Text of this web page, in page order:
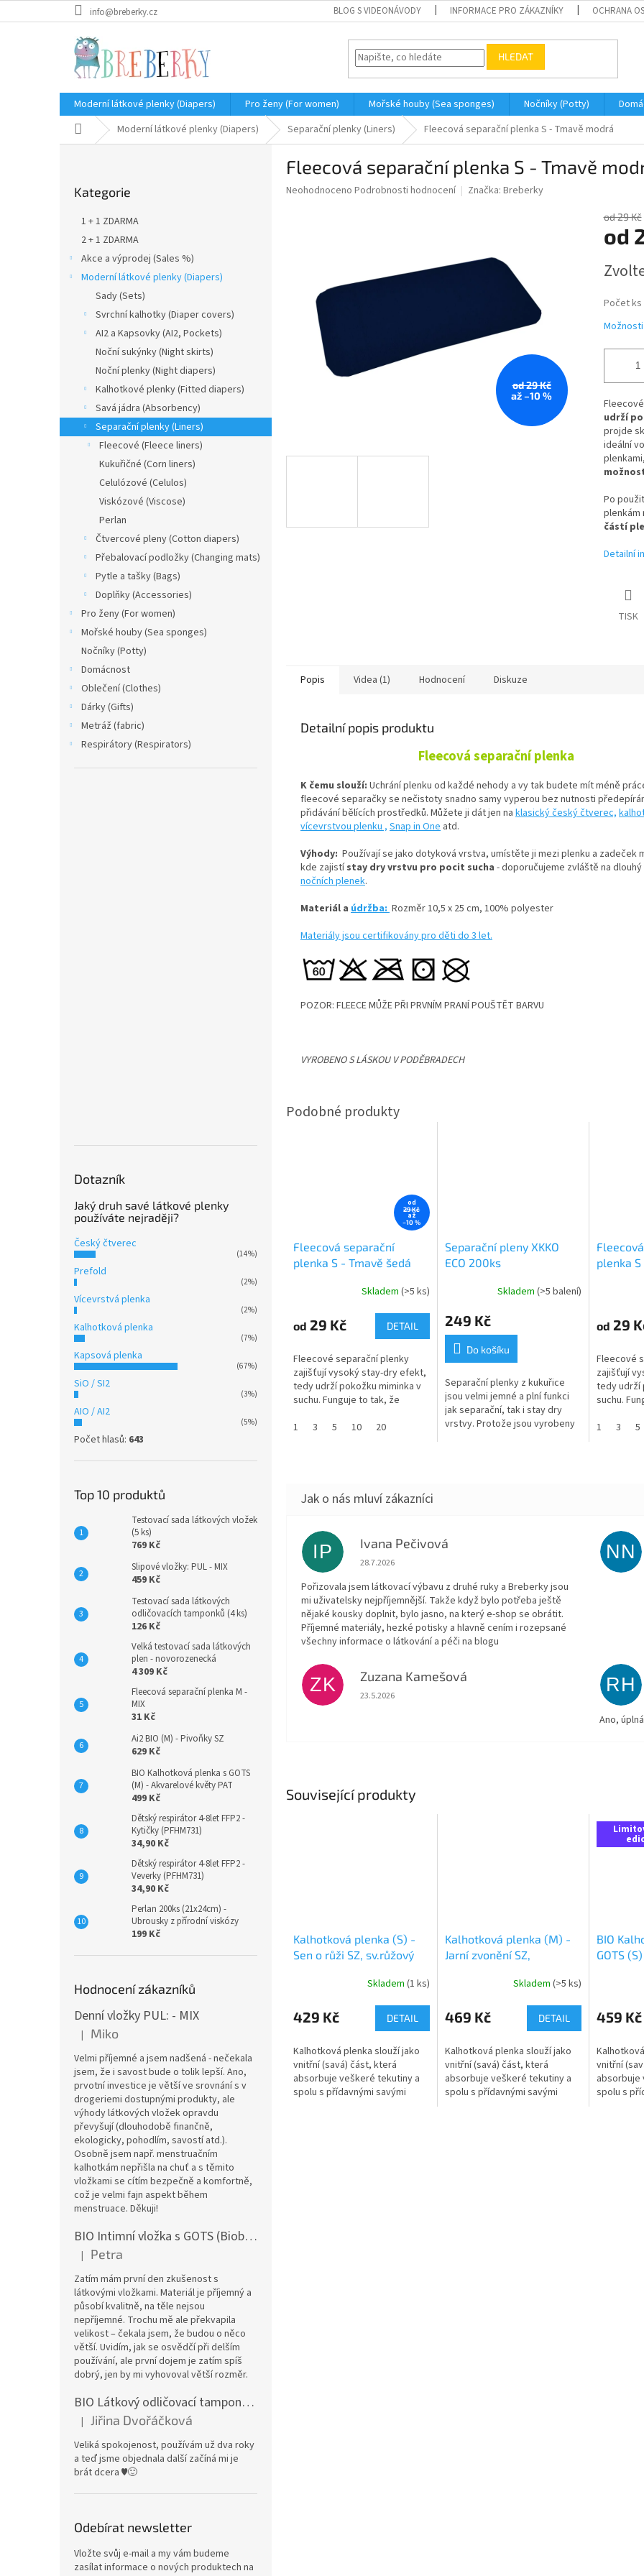
na
info@breberky.cz BLOG S VIDEONÁVODY INFORMACE PRO ZÁKAZNÍKY OCHRANA
HLEDAT
Moderní látkové plenky (Diapers) Pro ženy (For women) Mořské houby (Sea sponges) Nočníky (Potty)
Domů Moderní látkové plenky (Diapers) Separační plenky (Liners) Fleecová separační plenka S - Tmavě modrá
kategorie
Kategorie
1 + 1 ZDARMA
2 + 1 ZDARMA
Akce a výprodej (Sales %)
Moderní látkové plenky (Diapers)
Sady (Sets)
Svrchní kalhotky (Diaper covers)
AI2 a Kapsovky (AI2, Pockets)
Noční sukýnky (Night skirts)
Noční plenky (Night diapers)
Kalhotkové plenky (Fitted diapers)
Savá jádra (Absorbency)
Separační plenky (Liners)
Fleecové (Fleece liners)
Kukuřičné (Corn liners)
Celulózové (Celulos)
Viskózové (Viscose)
Perlan
Čtvercové pleny (Cotton diapers)
Přebalovací podložky (Changing mats)
Pytle a tašky (Bags)
Doplňky (Accessories)
Pro ženy (For women)
Mořské houby (Sea sponges)
Nočníky (Potty)
Domácnost
Oblečení (Clothes)
Dárky (Gifts)
Metráž (fabric)
Respirátory (Respirators)
Dotazník
Jaký druh savé látkové plenky
používáte nejraději?
Český čtverec
(14%)
Prefold
(2%)
Vícevrstvá plenka
(2%)
Kalhotková plenka
(7%)
Kapsová plenka
(67%)
SiO / SI2
(3%)
AIO / AI2
(5%)
Počet hlasů: 643
Top 10 produktů
Testovací sada látkových vložek
(5 ks)
769 Kč
Slipové vložky: PUL - MIX
459 Kč
Testovací sada látkových
odličovacích tamponků (4 ks)
126 Kč
Velká testovací sada látkových
plen - novorozenecká
4 309 Kč
Fleecová separační plenka M -
MIX
31 Kč
Ai2 BIO (M) - Pivoňky SZ
629 Kč
BIO Kalhotková plenka s GOTS
(M) - Akvarelové květy PAT
499 Kč
Dětský respirátor 4-8let FFP2 -
Kytičky (PFHM731)
34,90 Kč
Dětský respirátor 4-8let FFP2 -
Veverky (PFHM731)
34,90 Kč
Perlan 200ks (21x24cm) -
Ubrousky z přírodní viskózy
199 Kč
Hodnocení zákazníků
Denní vložky PUL: - MIX
Hodnocení produktu je 5 z 5 hvězdiček.
| Miko
Velmi příjemné a jsem nadšená - nečekala
jsem, že i savost bude o tolik lepší. Ano,
prvotní investice je větší ve srovnání s v
drogeriemi dostupnými produkty, ale
výhody látkových vložek opravdu
převyšují (dlouhodobě finančně,
ekologicky, pohodlím, savostí atd.).
Osobně jsem např. menstruačním
kalhotkám nepřišla na chuť a s těmito
vložkami se cítím bezpečně a komfortně,
což je velmi fajn aspekt během
menstruace. Děkuji!
BIO Intimní vložka s GOTS (Biobavlněný úplet) - Malované pivoňky v hořčicové
Hodnocení produktu je 5 z 5 hvězdiček.
| Petra
Zatím mám první den zkušenost s
látkovými vložkami. Materiál je příjemný a
působí kvalitně, na těle nejsou
nepříjemné. Trochu mě ale překvapila
velikost – čekala jsem, že budou o něco
větší. Uvidím, jak se osvědčí při delším
používání, ale první dojem je zatím spíš
dobrý, jen by mi vyhovoval větší rozměr.
BIO Látkový odličovací tamponek: Barevné bambusovo-biobavlněné froté
Hodnocení produktu je 5 z 5 hvězdiček.
| Jiřina Dvořáčková
Veliká spokojenost, používám už dva roky
a teď jsme objednala další začíná mi je
brát dcera ♥️🙂
Odebírat newsletter
Vložte svůj e-mail a my vám budeme
zasílat informace o nových produktech na
Fleecová separační plenka S - Tmavě
Průměrné
hvězdiček.
Neohodnoceno Podrobnosti hodnocení Značka: Breberky
od 29 Kč
až –10 %
od 29 Kč
od
cena:
Počet ks
udrží
projde
ideální
Po
plenkám
částí
Detailní
TISK
Související produkty
Kalhotková plenka (S) -
Sen o růži SZ, sv.růžový
Skladem (1 ks)
429 Kč DETAIL
Kalhotková plenka slouží jako
vnitřní (savá) část, která
absorbuje veškeré tekutiny a
spolu s přídavnými savými
Kalhotková plenka (M) -
Jarní zvonění SZ,
Skladem (>5 ks)
469 Kč DETAIL
Kalhotková plenka slouží jako
vnitřní (savá) část, která
absorbuje veškeré tekutiny a
spolu s přídavnými savými
BIO
GOTS
459 Kč
vnitřní
absorbuje
spolu s
Popis Videa (1) Hodnocení Diskuze
Detailní popis produktu
Fleecová separační plenka
K čemu slouží: Uchrání plenku od každé nehody a vy tak budete mít méně
fleecové separačky se nečistoty snadno samy vyperou bez nutnosti
přidávání bělících prostředků. Můžete ji dát jen na klasický český čtverec,
vícevrstvou plenku , Snap in One atd.
Výhody: Používají se jako dotyková vrstva, umístěte ji mezi plenku a zadeček
kde zajistístay dry vrstvu pro pocit sucha - doporučujeme zvláště na
nočních plenek.
Materiál a údržba:Rozměr 10,5 x 25 cm, 100% polyester
Materiály jsou certifikovány pro děti do 3 let.
POZOR: FLEECE MŮŽE PŘI PRVNÍM PRANÍ POUŠTĚT BARVU
VYROBENO S LÁSKOU V PODĚBRADECH
od
29 Kč
až
–10 %
Fleecová separační
plenka S - Tmavě šedá
Skladem (>5 ks)
od 29 Kč DETAIL
Fleecové separační plenky
zajišťují vysoký stay-dry efekt,
tedy udrží pokožku miminka v
suchu. Funguje to tak, že
do absorpční části, ale už ne...
1 3 5 10 20
Separační pleny XKKO
ECO 200ks
Skladem (>5 balení)
249 Kč
Do košíku
Separační plenky z kukuřice
jsou velmi jemné a plní funkci
jak separační, tak i stay dry
vrstvy. Protože jsou vyrobeny
plenka
od 29
Fleecové
zajišťují
tedy udrží
suchu.
do
1 3 5
IP Ivana Pečivová
Hodnocení obchodu je 5 z 5 hvězdiček.
28.7.2026
Pořizovala jsem látkovací výbavu z druhé ruky a Breberky jsou
mi uživatelsky nejpříjemnější. Takže když bylo potřeba ještě
nějaké kousky doplnit, bylo jasno, na který e-shop se obrátit.
Příjemné materiály, hezké potisky a hlavně cením i rozepsané
všechny informace o látkování a péči na blogu
NN
ZK Zuzana Kamešová
Hodnocení obchodu je 5 z 5 hvězdiček.
23.5.2026
RH
Ano,